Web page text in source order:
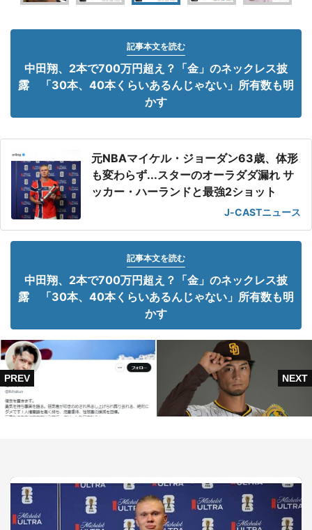
記事本文を読む
中田翔、2本で700万円超え？「金」のネックレス披
露 「30本、40本くらいあるんじゃない」所有数も明
かす
元NBAマイケル・ジョーダン63歳、体形
も変わらず...スターのオーラダダ漏れ サ
ッカー・ハーランドと最強2ショット
J-CASTニュース
記事本文を読む
中田翔、2本で700万円超え？「金」のネックレス披
露 「30本、40本くらいあるんじゃない」所有数も明
かす